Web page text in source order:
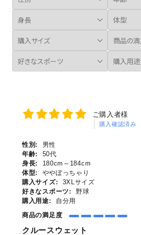
ご購入者様
購入確認済み
性別:
男性
年齢:
50代
身長:
180cm～184cm
体型:
ややぽっちゃり
購入サイズ:
3XLサイズ
好きなスポーツ:
野球
購入用途:
自分用
商品の満足度
クルースウェット